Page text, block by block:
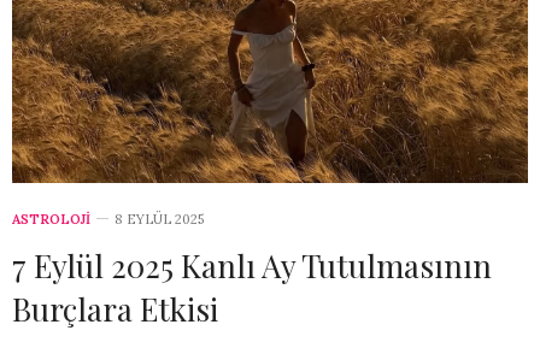
ASTROLOJİ 8 EYLÜL 2025
7 Eylül 2025 Kanlı Ay Tutulmasının
Burçlara Etkisi